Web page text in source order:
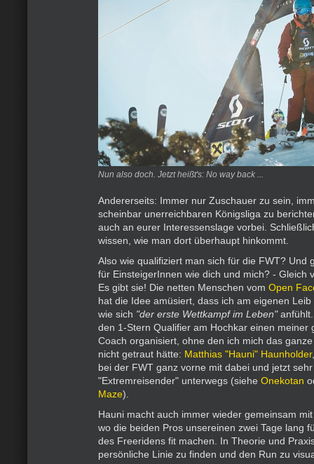
Nun also doch. Jetzt heißt's: No way back ...
Andererseits: Immer nur Zuschauer zu sein,
scheinbar unerreichbaren Königsliga zu
auch an eurer Interessenslage vorbei.
wissen, wie man dort überhaupt hinkommt.
Also wie qualifiziert man sich für die FWT? Und
für EinsteigerInnen wie dich und mich? - Gleich
Es gibt sie! Die netten Menschen vom Open
hat die Idee amüsiert, dass ich am eigenen
wie sich "der erste Wettkampf im Leben"anfühlt.
den 1-Stern Qualifier am Hochkar einen meiner
Coach organisiert, ohne den ich mich das
nicht getraut hätte: Matthias "Hauni" Haunholder
bei der FWT ganz vorne mit dabei und jetzt
"Extremreisender" unterwegs (siehe Onekotan
Maze).
Hauni macht auch immer wieder gemeinsam
wo die beiden Pros unsereinen zwei Tage lang
des Freeridens fit machen. In Theorie und
persönliche Linie zu finden und den Run zu